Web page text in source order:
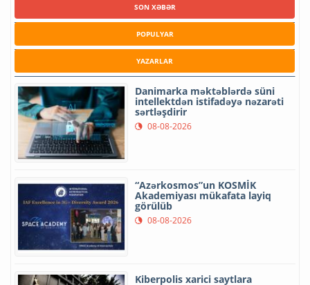
SON XƏBƏR
POPULYAR
YAZARLAR
Danimarka məktəblərdə süni
intellektdən istifadəyə nəzarəti
sərtləşdirir
08-08-2026
“Azərkosmos”un KOSMİK
Akademiyası mükafata layiq
görülüb
08-08-2026
Kiberpolis xarici saytlara